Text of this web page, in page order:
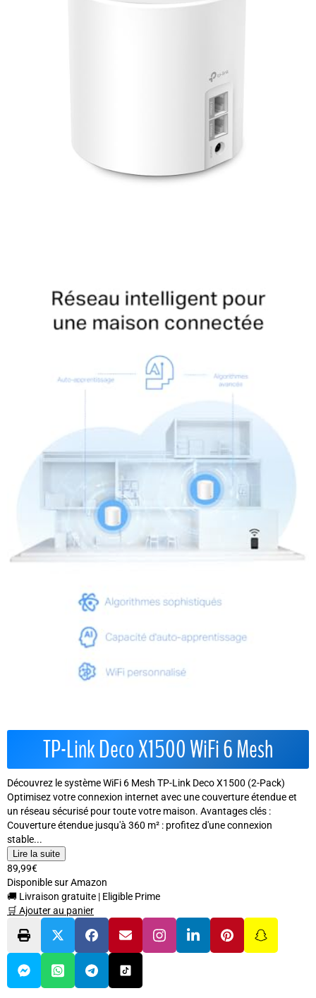
TP-Link Deco X1500 WiFi 6 Mesh
Découvrez le système WiFi 6 Mesh TP-Link Deco X1500 (2-Pack)
Optimisez votre connexion internet avec une couverture étendue et
un réseau sécurisé pour toute votre maison. Avantages clés :
Couverture étendue jusqu'à 360 m² : profitez d'une connexion
stable...
Lire la suite
89,99€
Disponible sur Amazon
🚚 Livraison gratuite | Eligible Prime
🛒 Ajouter au panier